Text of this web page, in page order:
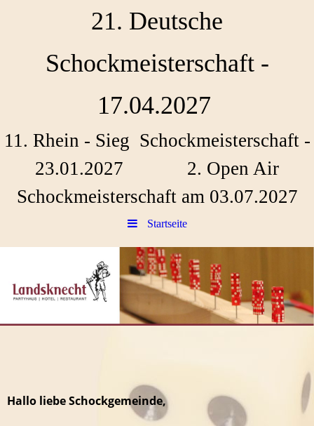
21. Deutsche
Schockmeisterschaft -
17.04.2027
11. Rhein - Sieg Schockmeisterschaft -
23.01.2027 2. Open Air
Schockmeisterschaft am 03.07.2027
Startseite
Hallo liebe Schockgemeinde,